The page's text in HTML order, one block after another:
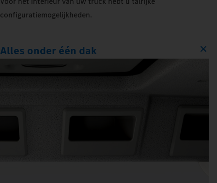
configuratiemogelijkheden.
Alles onder één dak